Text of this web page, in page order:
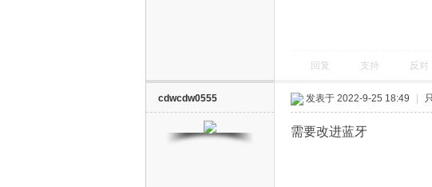
回复 支持 反对
cdwcdw0555 发表于 2022-9-25 18:49
需要改进蓝牙